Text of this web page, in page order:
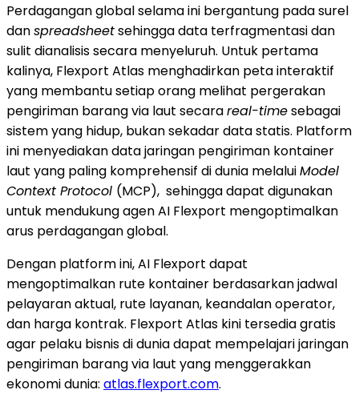
Perdagangan global selama ini bergantung pada surel
danspreadsheetsehingga data terfragmentasi dan
sulit dianalisis secara menyeluruh. Untuk pertama
kalinya, Flexport Atlas menghadirkan peta interaktif
yang membantu setiap orang melihat pergerakan
pengiriman barang via laut secarareal-timesebagai
sistem yang hidup, bukan sekadar data statis. Platform
ini menyediakan data jaringan pengiriman kontainer
laut yang paling komprehensif di dunia melaluiModel
Context Protocol (MCP), sehingga dapat digunakan
untuk mendukung agen AI Flexport mengoptimalkan
arus perdagangan global.
Dengan platform ini, AI Flexport dapat
mengoptimalkan rute kontainer berdasarkan jadwal
pelayaran aktual, rute layanan, keandalan operator,
dan harga kontrak. Flexport Atlas kini tersedia gratis
agar pelaku bisnis di dunia dapat mempelajari jaringan
pengiriman barang via laut yang menggerakkan
ekonomi dunia: atlas.flexport.com.